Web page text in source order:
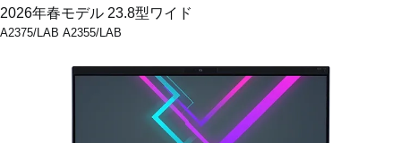
仕様(店頭販売モデル)
仕様(Web限定モデル)
2026年春モデル 23.8型ワイド
A2375/LAB A2355/LAB